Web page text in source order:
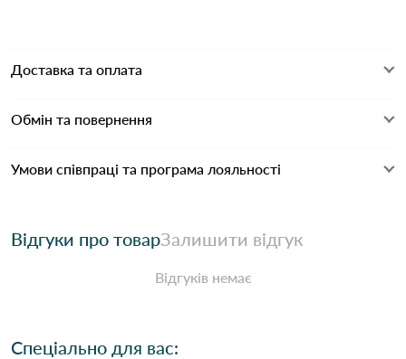
Доставка та оплата
Обмін та повернення
Умови співпраці та програма лояльності
Відгуки про товарЗалишити відгук
Відгуків немає
Спеціально для вас: